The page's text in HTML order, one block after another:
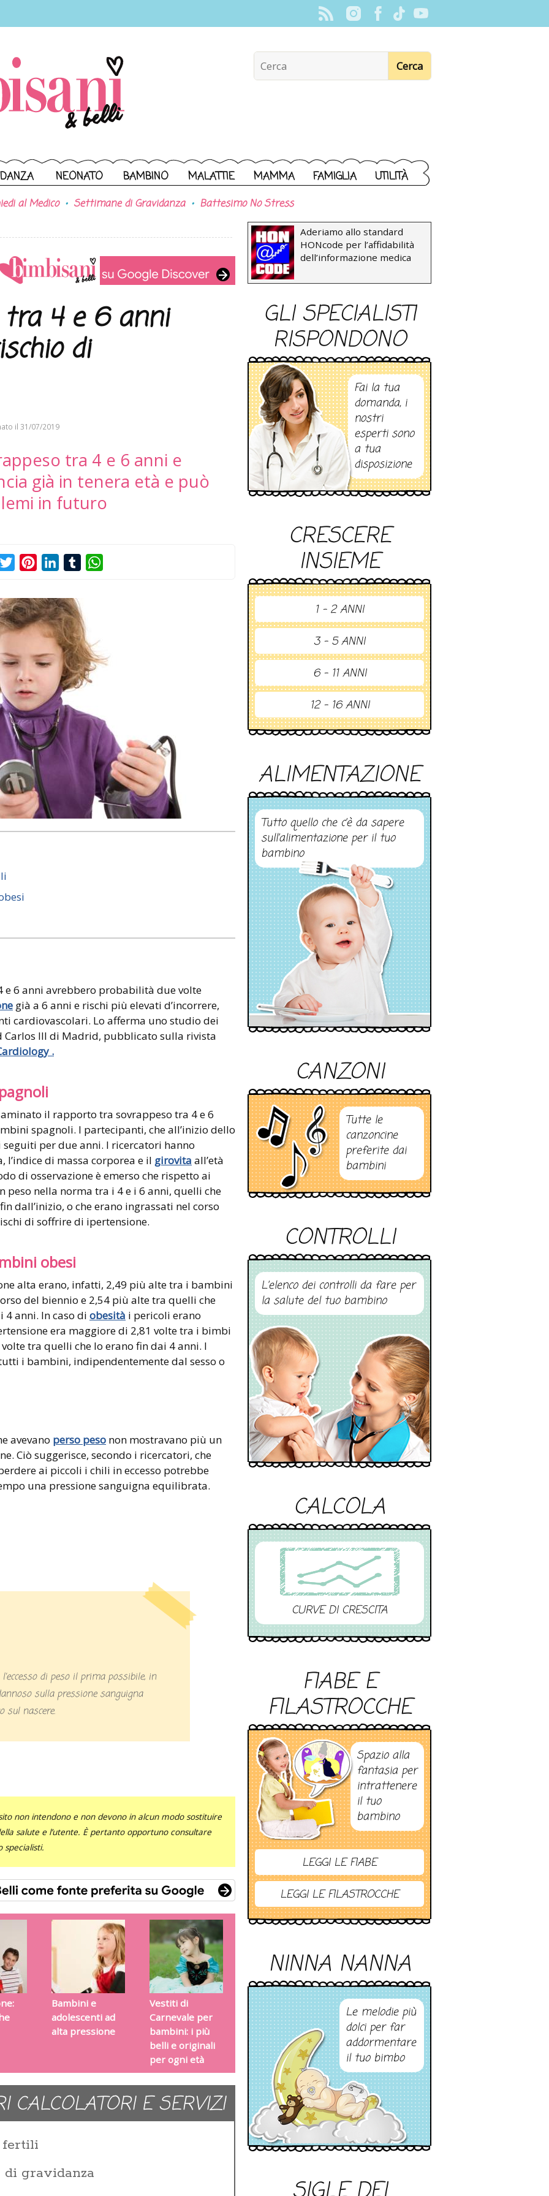
NEONATO BAMBINO MALATTIE MAMMA FAMIGLIA UTILITÀ
al Medico Settimane di Gravidanza Battesimo No Stress
4 e 6 anni
di
il 31/07/2019
tra 4 e 6 anni e
già in tenera età e può
in futuro
TwitterPinterestLinkedInTumblr
6 anni avrebbero probabilità due volte
già a 6 anni e rischi più elevati d’incorrere,
cardiovascolari. Lo afferma uno studio dei
Carlos III di Madrid, pubblicato sulla rivista
.
il rapporto tra sovrappeso tra 4 e 6
spagnoli. I partecipanti, che all’inizio dello
per due anni. I ricercatori hanno
di massa corporea e il girovita all’età
di osservazione è emerso che rispetto ai
peso nella norma tra i 4 e i 6 anni, quelli che
dall’inizio, o che erano ingrassati nel corso
di soffrire di ipertensione.
obesi
alta erano, infatti, 2,49 più alte tra i bambini
del biennio e 2,54 più alte tra quelli che
4 anni. In caso di obesità i pericoli erano
era maggiore di 2,81 volte tra i bimbi
tra quelli che lo erano fin dai 4 anni. I
i bambini, indipendentemente dal sesso o
avevano perso peso non mostravano più un
Ciò suggerisce, secondo i ricercatori, che
ai piccoli i chili in eccesso potrebbe
una pressione sanguigna equilibrata.
sulla pressione sanguigna
sul nascere.
non intendono e non devono in alcun modo sostituire
salute e l’utente. È pertanto opportuno consultare
Bambini e
adolescenti ad
alta pressione
Vestiti di
Carnevale per
bambini: i più
belli e originali
per ogni età
CALCOLATORI E SERVIZI
fertili
di gravidanza
Aderiamo allo standard
HONcode per l’affidabilità
dell’informazione medica
GLI SPECIALISTI
RISPONDONO
Fai la tua
domanda, i
nostri
esperti sono
a tua
disposizione
CRESCERE
INSIEME
1 - 2 ANNI
3 - 5 ANNI
6 - 11 ANNI
12 - 16 ANNI
ALIMENTAZIONE
Tutto quello che c’è da sapere
sull’alimentazione per il tuo
bambino
CANZONI
Tutte le
canzoncine
preferite dai
bambini
CONTROLLI
L’elenco dei controlli da fare per
la salute del tuo bambino
CALCOLA
CURVE DI CRESCITA
FIABE E
FILASTROCCHE
Spazio alla
fantasia per
intrattenere
il tuo
bambino
LEGGI LE FIABE
LEGGI LE FILASTROCCHE
NINNA NANNA
Le melodie più
dolci per far
addormentare
il tuo bimbo